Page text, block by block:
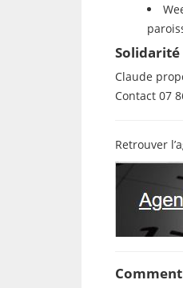
Solidarité
Claude
Contact 07
Retrouver